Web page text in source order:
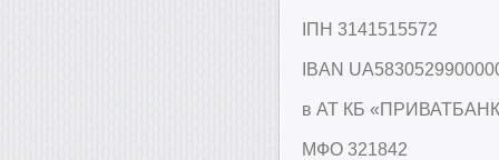
ІПН 3141515572
IBAN
в АТ КБ
МФО 321842